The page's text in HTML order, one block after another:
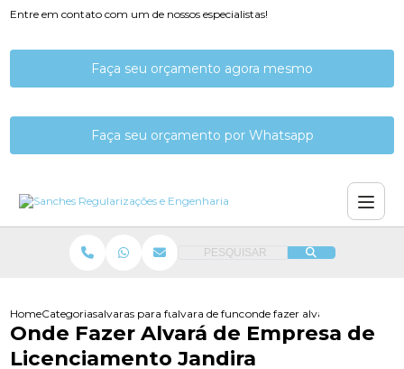
Entre em contato com um de nossos especialistas!
Faça seu orçamento agora mesmo
Faça seu orçamento por Whatsapp
PESQUISAR
HomeCategoriasalvaras para funcionamentoalvara de funcionamento consultoria
onde fazer alvara de empresa
Onde Fazer Alvará de Empresa de
Licenciamento Jandira